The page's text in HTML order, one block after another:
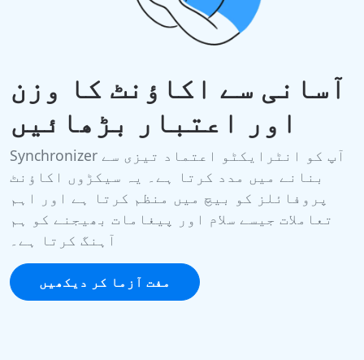
آسانی سے اکاؤنٹ کا وزن
اور اعتبار بڑھائیں
Synchronizer آپ کو انٹرایکٹو اعتماد تیزی سے
بنانے میں مدد کرتا ہے۔ یہ سیکڑوں اکاؤنٹ
پروفائلز کو بیچ میں منظم کرتا ہے اور اہم
تعاملات جیسے سلام اور پیغامات بھیجنے کو ہم
آہنگ کرتا ہے۔
مفت آزما کر دیکھیں